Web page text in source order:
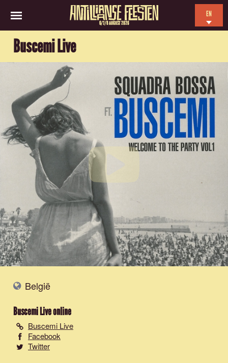
6/7/8 AUGUST 2026
EN
FR
Buscemi Live
België
Buscemi Liveonline
Buscemi Live
Facebook
Twitter